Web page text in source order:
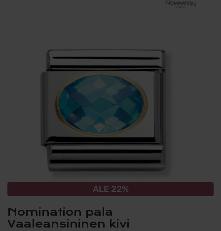
ALE 22%
Nomination pala
Vaaleansininen kivi